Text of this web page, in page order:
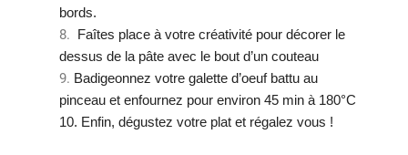
bords.
Faîtes place à votre créativité pour décorer le
dessus de la pâte avec le bout d’un couteau
Badigeonnez votre galette d’oeuf battu au
pinceau et enfournez pour environ 45 min à 180°C
Enfin, dégustez votre plat et régalez vous !